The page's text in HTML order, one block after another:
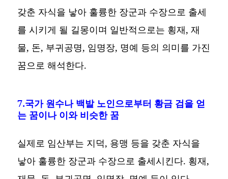
갖춘 자식을 낳아 훌륭한 장군과 수장으로 출세
를 시키게 될 길몽이며 일반적으로는 횡재, 재
물, 돈, 부귀공명, 임명장, 명예 등의 의미를 가진
꿈으로 해석한다.
7.국가 원수나 백발 노인으로부터 황금 검을 얻
는 꿈이나 이와 비슷한 꿈
실제로 임산부는 지덕, 용맹 등을 갖춘 자식을
낳아 훌륭한 장군과 수장으로 출세시킨다. 횡재,